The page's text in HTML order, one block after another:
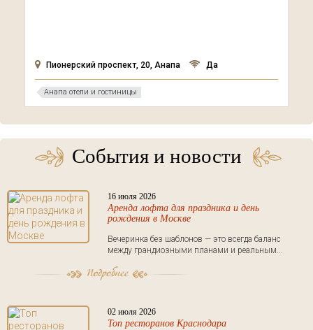
Пионерский проспект, 20, Анапа Да
Анапа отели и гостиницы
События и новости
16 июля 2026
Аренда лофта для праздника и день
рождения в Москве
Вечеринка без шаблонов — это всегда баланс
между грандиозными планами и реальным...
02 июля 2026
Топ ресторанов Краснодара